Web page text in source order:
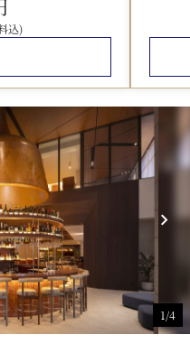
は含まれておりませ
さい。
円/税サ込
前にホテルへご連絡く
なる可能性がございま
生する場合がございま
込)
1/4